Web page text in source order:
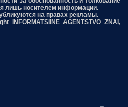
лишь носителем информации.
на правах рекламы.
INFORMATSIINE AGENTSTVO ZNAI,